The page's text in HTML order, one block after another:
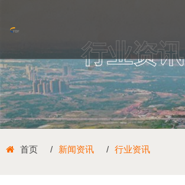
行业资讯
首页 新闻资讯 行业资讯